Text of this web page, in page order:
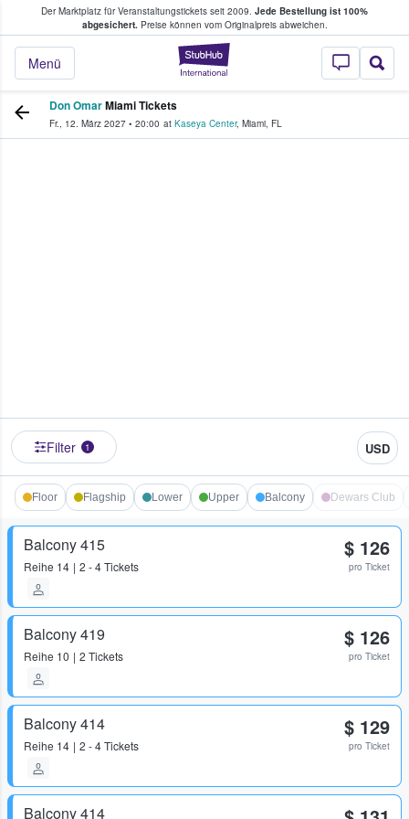
Der Marktplatz für Veranstaltungstickets seit 2009. Jede Bestellung ist 100%
abgesichert.Preise können vom Originalpreis abweichen.
StubHub - Wo
Menü
Tickets kaufen & verkaufen
Don OmarMiami Tickets
Fr., 12. März 2027 • 20:00 at Kaseya Center, Miami, FL
Filter 1 USD
Floor Flagship Lower Upper Balcony Dewars Club
Balcony 415
Reihe 14 2 - 4 Tickets
$ 126
pro Ticket
Balcony 419
Reihe 10 2 Tickets
$ 126
pro Ticket
Balcony 414
Reihe 14 2 - 4 Tickets
$ 129
pro Ticket
Balcony 414